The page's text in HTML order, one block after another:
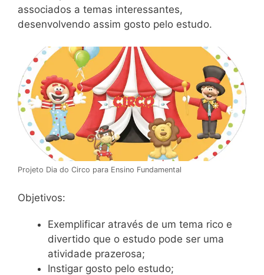
associados a temas interessantes,
desenvolvendo assim gosto pelo estudo.
Projeto Dia do Circo para Ensino Fundamental
Objetivos:
Exemplificar através de um tema rico e
divertido que o estudo pode ser uma
atividade prazerosa;
Instigar gosto pelo estudo;